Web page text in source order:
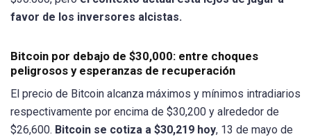
favor de los inversores alcistas.
Bitcoin por debajo de $30,000: entre choques
peligrosos y esperanzas de recuperación
El precio de Bitcoin alcanza máximos y mínimos intradiarios
respectivamente por encima de $30,200 y alrededor de
$26,600. Bitcoin se cotiza a $30,219 hoy, 13 de mayo de